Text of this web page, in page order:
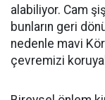
alabiliyor. Cam
bunların geri
nedenle mavi
çevremizi